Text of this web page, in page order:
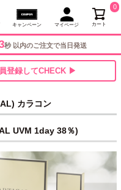
キャンペーン マイページ カート
0
秒 以内のご注文で当日発送
登録してCHECK ▶
カラコン
UVM 1day 38％)